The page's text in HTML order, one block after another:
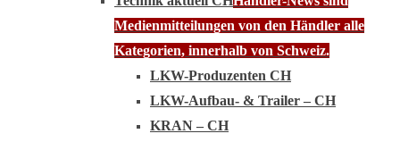
Medienmitteilungen von den Händler alle
Kategorien, innerhalb von Schweiz.
LKW-Produzenten CH
LKW-Aufbau- & Trailer – CH
KRAN – CH